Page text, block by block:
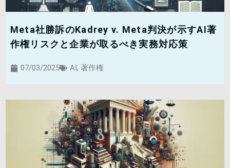
Meta社勝訴のKadrey v. Meta判決が示すAI著
作権リスクと企業が取るべき実務対応策
07/03/2025 AI, 著作権